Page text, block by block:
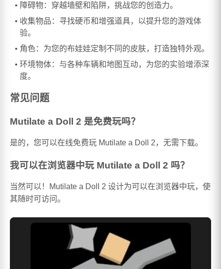
障碍物：穿越墙壁和陷阱，挑战您的创造力。
收集物品：寻找硬币和增强道具，以提升您的游戏体
验。
角色：为您的布娃娃定制不同的皮肤，打造独特外观。
环境物体：与各种车辆和地图互动，为您的实验增添深
度。
常见问题
Mutilate a Doll 2 是免费玩吗？
是的，您可以在线免费玩 Mutilate a Doll 2，无需下载。
我可以在浏览器中玩 Mutilate a Doll 2 吗？
当然可以！Mutilate a Doll 2 设计为可以在浏览器中玩，使
其随时可访问。